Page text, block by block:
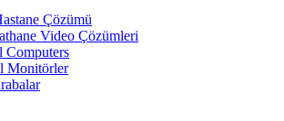
Çözümü
Video Çözümleri
Computers
Monitörler